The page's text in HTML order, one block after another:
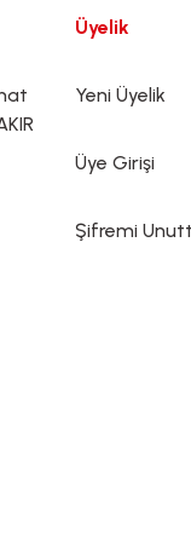
Üyelik
Yeni Üyelik
Üye Girişi
Şifremi